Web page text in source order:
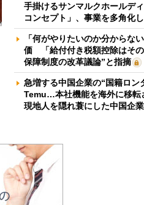
手掛けるサンマルクホールデ
コンセプト」、事業を多角化
「何がやりたいのか分からな
価 「給付付き税額控除はそ
保障制度の改革議論”と指摘
急増する中国企業の“国籍ロ
Temu…本社機能を海外に移
現地人を隠れ蓑にした中国企